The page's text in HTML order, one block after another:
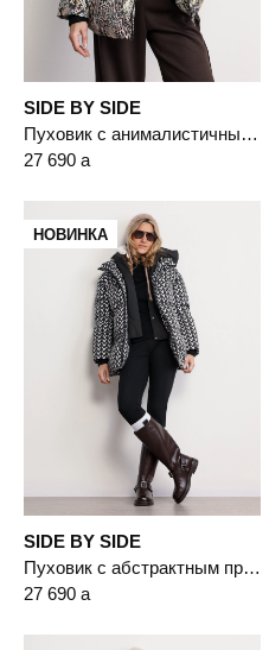
SIDE BY SIDE
Пуховик с анималистичным принтом цвета мульти с капюшоном-манишкой
27 690 a
НОВИНКА
SIDE BY SIDE
Пуховик с абстрактным принтом черного цвета с капюшоном-манишкой
27 690 a